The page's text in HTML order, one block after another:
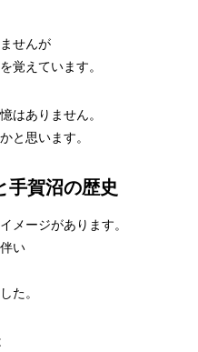
せんが
覚えています。
はありません。
と思います。
手賀沼の歴史
メージがあります。
い
た。